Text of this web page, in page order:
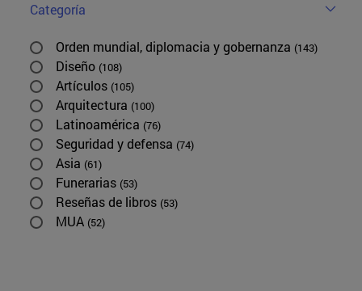
Categoría
Orden mundial, diplomacia y gobernanza (143)
Diseño (108)
Artículos (105)
Arquitectura (100)
Latinoamérica (76)
Seguridad y defensa (74)
Asia (61)
Funerarias (53)
Reseñas de libros (53)
MUA (52)